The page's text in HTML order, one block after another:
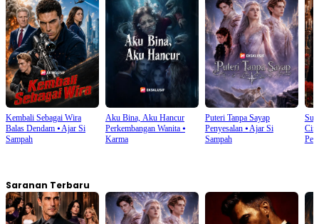
Kembali Sebagai Wira
Balas Dendam ⦁Ajar Si
Sampah
Aku Bina, Aku Hancur
Perkembangan Wanita⦁
Karma
Puteri Tanpa Sayap
Penyesalan⦁Ajar Si
Sampah
Saranan Terbaru